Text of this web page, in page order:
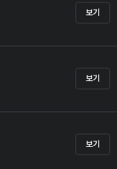
보기
보기
보기